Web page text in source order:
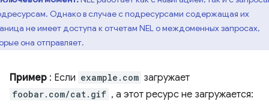
Однако в случае с подресурсами содержащая их
не имеет доступа к отчетам NEL о междоменных запросах,
она отправляет.
Пример : Если example.com загружает
foobar.com/cat.gif , а этот ресурс не загружается: